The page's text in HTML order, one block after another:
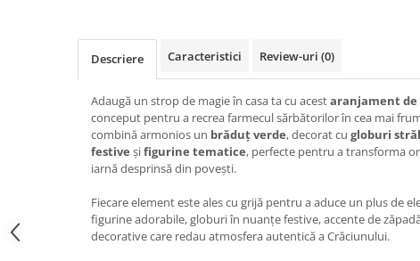
Descriere Caracteristici Review-uri (0)
Adaugă un strop de magie în casa ta cu acestaranjament de
conceput pentru a recrea farmecul sărbătorilor în cea mai
combină armonios un brăduț verde, decorat cu globuri
festive șifigurine tematice, perfecte pentru a transforma
iarnă desprinsă din povești.
Fiecare element este ales cu grijă pentru a aduce un plus de
figurine adorabile, globuri în nuanțe festive, accente de
decorative care redau atmosfera autentică a Crăciunului.